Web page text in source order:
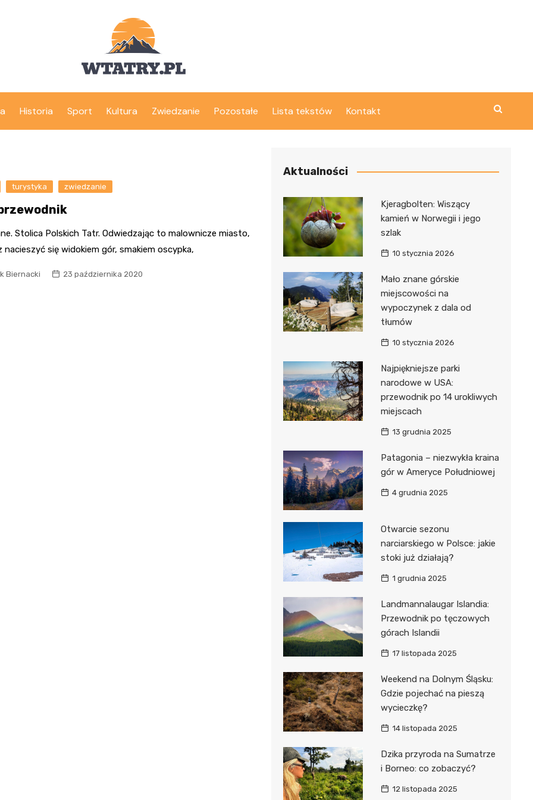
Historia Sport Kultura Zwiedzanie Pozostałe Lista tekstów Kontakt
turystyka zwiedzanie
Stolica Polskich Tatr. Odwiedzając to malownicze miasto,
nacieszyć się widokiem gór, smakiem oscypka,
Biernacki 23 października 2020
Aktualności
Kjeragbolten: Wiszący
kamień w Norwegii i jego
szlak
10 stycznia 2026
Mało znane górskie
miejscowości na
wypoczynek z dala od
tłumów
10 stycznia 2026
Najpiękniejsze parki
narodowe w USA:
przewodnik po 14 urokliwych
miejscach
13 grudnia 2025
Patagonia – niezwykła kraina
gór w Ameryce Południowej
4 grudnia 2025
Otwarcie sezonu
narciarskiego w Polsce: jakie
stoki już działają?
1 grudnia 2025
Landmannalaugar Islandia:
Przewodnik po tęczowych
górach Islandii
17 listopada 2025
Weekend na Dolnym Śląsku:
Gdzie pojechać na pieszą
wycieczkę?
14 listopada 2025
Dzika przyroda na Sumatrze
i Borneo: co zobaczyć?
12 listopada 2025